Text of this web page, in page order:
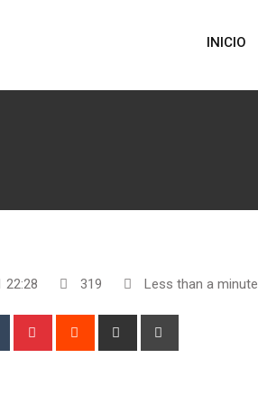
INICIO
22:28 319 Less than a minute
Tumblr Pinterest Reddit
Share